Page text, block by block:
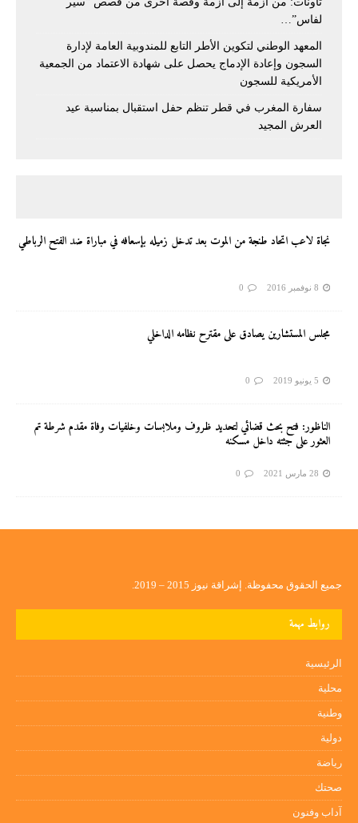
لفاس”…
المعهد الوطني لتكوين الأطر التابع للمندوبية العامة لإدارة
السجون وإعادة الإدماج يحصل على شهادة الاعتماد من الجمعية
الأمريكية للسجون
سفارة المغرب في قطر تنظم حفل استقبال بمناسبة عيد
العرش المجيد
نجاة لاعب اتحاد طنجة من الموت بعد تدخل زميله بإسعافه في مباراة ضد الفتح الرباطي
8 نوفمبر 2016 0
مجلس المستشارين يصادق على مقترح نظامه الداخلي
5 يونيو 2019 0
الناظور: فتح بحث قضائي لتحديد ظروف وملابسات وخلفيات وفاة مقدم شرطة تم
العثور على جثته داخل مسكنه
28 مارس 2021 0
جميع الحقوق محفوظة. إشراقة نيوز 2015 – 2019.
روابط مهمة
الرئيسية
محلية
وطنية
دولية
رياضة
صحتك
آداب وفنون